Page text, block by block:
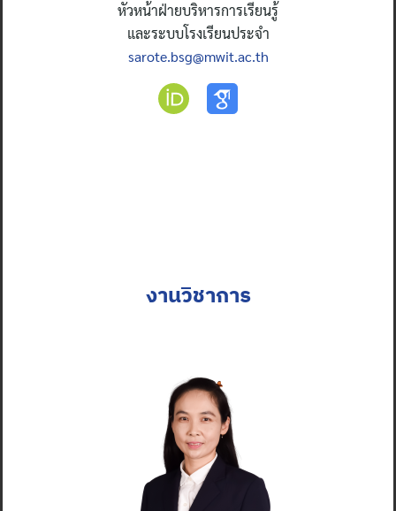
หัวหน้าฝ่ายบริหารการเรียนรู้
และระบบโรงเรียนประจำ
sarote.bsg@mwit.ac.th
งานวิชาการ